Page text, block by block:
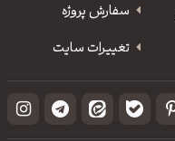
سفارش پروژه
تغییرات سایت